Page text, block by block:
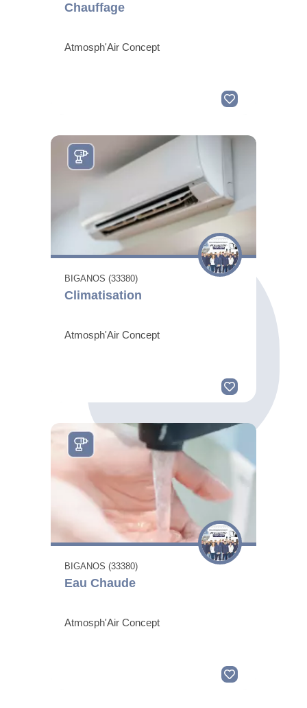
Chauffage
Atmosph'Air Concept
BIGANOS (33380)
Climatisation
Atmosph'Air Concept
BIGANOS (33380)
Eau Chaude
Atmosph'Air Concept